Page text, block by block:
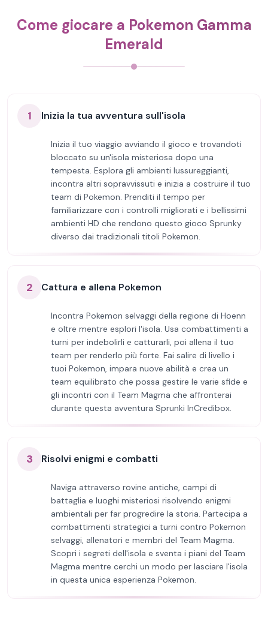
Come giocare a Pokemon Gamma
Emerald
1 Inizia la tua avventura sull'isola
Inizia il tuo viaggio avviando il gioco e trovandoti
bloccato su un'isola misteriosa dopo una
tempesta. Esplora gli ambienti lussureggianti,
incontra altri sopravvissuti e inizia a costruire il tuo
team di Pokemon. Prenditi il tempo per
familiarizzare con i controlli migliorati e i bellissimi
ambienti HD che rendono questo gioco Sprunky
diverso dai tradizionali titoli Pokemon.
2 Cattura e allena Pokemon
Incontra Pokemon selvaggi della regione di Hoenn
e oltre mentre esplori l'isola. Usa combattimenti a
turni per indebolirli e catturarli, poi allena il tuo
team per renderlo più forte. Fai salire di livello i
tuoi Pokemon, impara nuove abilità e crea un
team equilibrato che possa gestire le varie sfide e
gli incontri con il Team Magma che affronterai
durante questa avventura Sprunki InCredibox.
3 Risolvi enigmi e combatti
Naviga attraverso rovine antiche, campi di
battaglia e luoghi misteriosi risolvendo enigmi
ambientali per far progredire la storia. Partecipa a
combattimenti strategici a turni contro Pokemon
selvaggi, allenatori e membri del Team Magma.
Scopri i segreti dell'isola e sventa i piani del Team
Magma mentre cerchi un modo per lasciare l'isola
in questa unica esperienza Pokemon.